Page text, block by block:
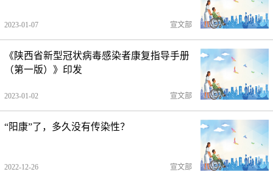
2023-01-07 宣文部
《陕西省新型冠状病毒感染者康复指导手册
（第一版）》印发
2023-01-02 宣文部
“阳康”了，多久没有传染性？
2022-12-26 宣文部